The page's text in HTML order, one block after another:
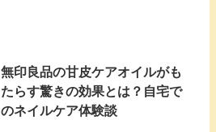
無印良品の甘皮ケアオイルがも
たらす驚きの効果とは？自宅で
のネイルケア体験談